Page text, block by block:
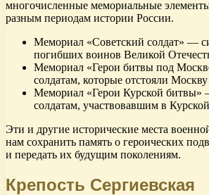
многочисленные мемориальные
разным периодам истории России.
Мемориал «Советский солдат» —
погибших воинов Великой
Мемориал «Герои битвы под
солдатам, которые отстояли Москву
Мемориал «Герои Курской битвы»
солдатам, участвовавшим в
Эти и другие исторические места
нам сохранить память о героических
и передать их будущим поколениям.
Крепость Сергиевская